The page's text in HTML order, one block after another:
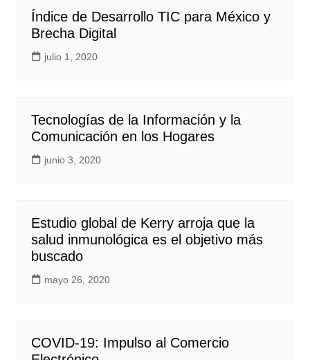
Índice de Desarrollo TIC para México y
Brecha Digital
julio 1, 2020
Tecnologías de la Información y la
Comunicación en los Hogares
junio 3, 2020
Estudio global de Kerry arroja que la
salud inmunológica es el objetivo más
buscado
mayo 26, 2020
COVID-19: Impulso al Comercio